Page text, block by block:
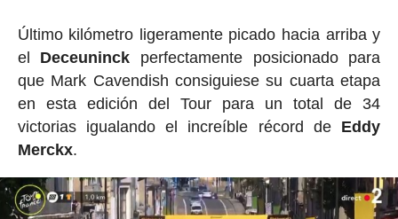
Último kilómetro ligeramente picado hacia arriba y
el Deceuninck perfectamente posicionado para
que Mark Cavendish consiguiese su cuarta etapa
en esta edición del Tour para un total de 34
victorias igualando el increíble récord de Eddy
Merckx.